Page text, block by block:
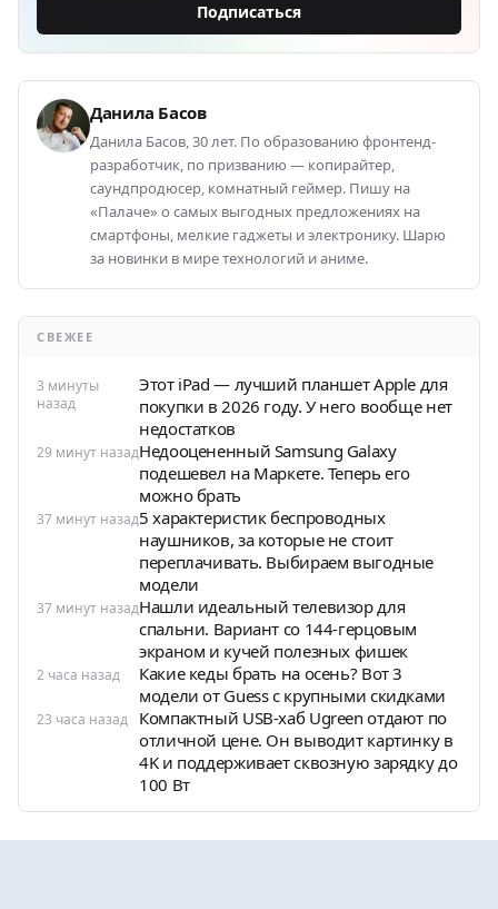
Подписаться
Данила Басов
Данила Басов, 30 лет. По образованию фронтенд-
разработчик, по призванию — копирайтер,
саундпродюсер, комнатный геймер. Пишу на
«Палаче» о самых выгодных предложениях на
смартфоны, мелкие гаджеты и электронику. Шарю
за новинки в мире технологий и аниме.
СВЕЖЕЕ
3 минуты
назад
Этот iPad — лучший планшет Apple для
покупки в 2026 году. У него вообще нет
недостатков
29 минут назадНедооцененный Samsung Galaxy
подешевел на Маркете. Теперь его
можно брать
37 минут назад5 характеристик беспроводных
наушников, за которые не стоит
переплачивать. Выбираем выгодные
модели
37 минут назадНашли идеальный телевизор для
спальни. Вариант со 144-герцовым
экраном и кучей полезных фишек
2 часа назад
Какие кеды брать на осень? Вот 3
модели от Guess с крупными скидками
23 часа назад
Компактный USB-хаб Ugreen отдают по
отличной цене. Он выводит картинку в
4K и поддерживает сквозную зарядку до
100 Вт